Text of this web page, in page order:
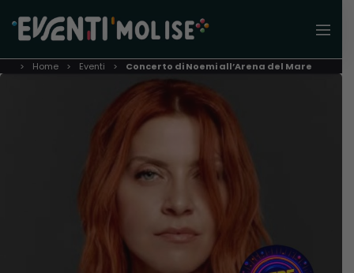
Home Eventi Concerto di Noemi all’Arena del Mare